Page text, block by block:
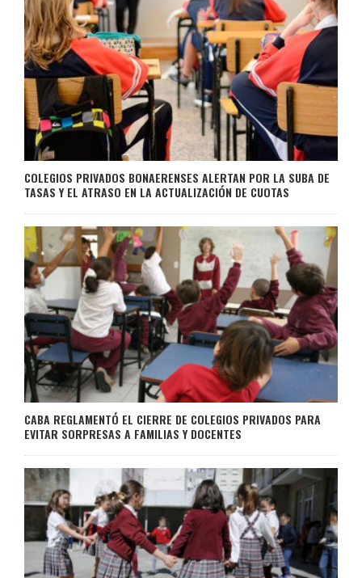
COLEGIOS PRIVADOS BONAERENSES ALERTAN POR LA SUBA DE
TASAS Y EL ATRASO EN LA ACTUALIZACIÓN DE CUOTAS
CABA REGLAMENTÓ EL CIERRE DE COLEGIOS PRIVADOS PARA
EVITAR SORPRESAS A FAMILIAS Y DOCENTES